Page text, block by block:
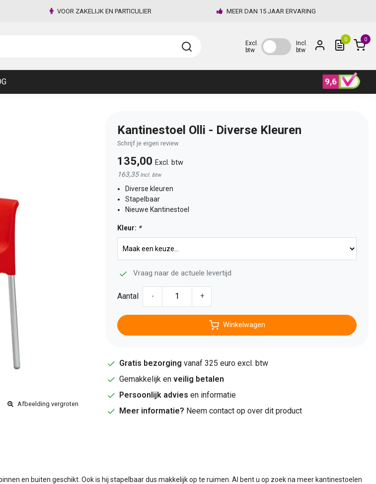
VOOR ZAKELIJK EN PARTICULIER MEER DAN 15 JAAR ERVARING
Excl.
btw
Incl.
btw
0 0
Afbeelding vergroten
Kantinestoel Olli - Diverse Kleuren
Schrijf je eigen review
135,00 Excl. btw
163,35Incl. btw
Diverse kleuren
Stapelbaar
Nieuwe Kantinestoel
Kleur: *
Vraag naar de actuele levertijd
Aantal - +
Winkelwagen
Gratis bezorging vanaf 325 euro excl. btw
Gemakkelijk en veilig betalen
Persoonlijk advies en informatie
Meer informatie? Neem contact op over dit product
en buiten geschikt. Ook is hij stapelbaar dus makkelijk op te ruimen. Al bent u op zoek na meer kantinestoelen